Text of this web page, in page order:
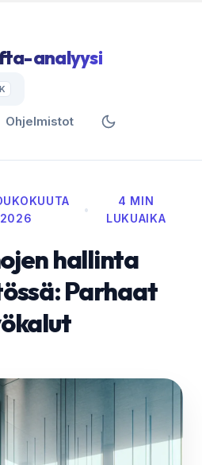
analyysi
Ohjelmistot
2026
•
4 MIN
LUKUAIKA
hallinta
Parhaat